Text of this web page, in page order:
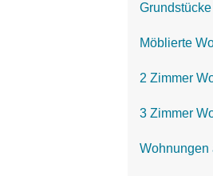
Möblierte
2 Zimmer
3 Zimmer
Wohnungen